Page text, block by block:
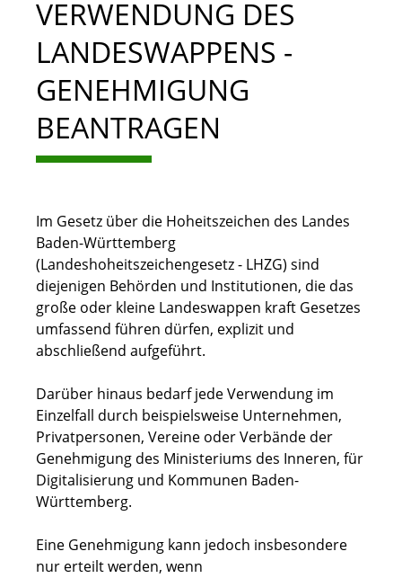
VERWENDUNG DES
LANDESWAPPENS -
GENEHMIGUNG
BEANTRAGEN
Im Gesetz über die Hoheitszeichen des Landes
Baden-Württemberg
(Landeshoheitszeichengesetz - LHZG) sind
diejenigen Behörden und Institutionen, die das
große oder kleine Landeswappen kraft Gesetzes
umfassend führen dürfen, explizit und
abschließend aufgeführt.
Darüber hinaus bedarf jede Verwendung im
Einzelfall durch beispielsweise Unternehmen,
Privatpersonen, Vereine oder Verbände der
Genehmigung des Ministeriums des Inneren, für
Digitalisierung und Kommunen Baden-
Württemberg.
Eine Genehmigung kann jedoch insbesondere
nur erteilt werden, wenn